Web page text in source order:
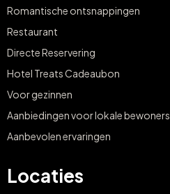
Romantische ontsnappingen
Restaurant
Directe Reservering
Hotel Treats Cadeaubon
Voor gezinnen
Aanbiedingen voor lokale bewoners
Aanbevolen ervaringen
Locaties